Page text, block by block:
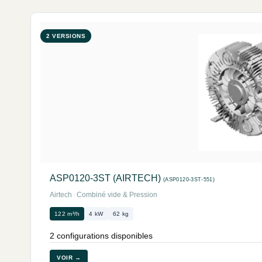
2 VERSIONS
ASP0120-3ST (AIRTECH) (ASP0120-3ST-551)
Airtech · Combiné vide & Pression
122 m³/h 4 kW 62 kg
2 configurations disponibles
VOIR →